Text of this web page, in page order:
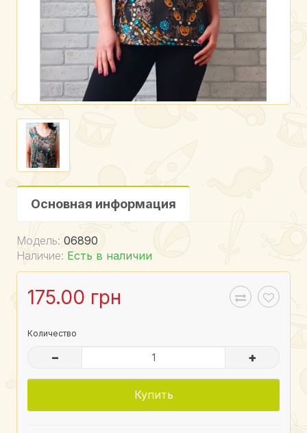
Основная информация
Модель: 06890
Наличие: Есть в наличии
175.00 грн
Количество
– +
Купить